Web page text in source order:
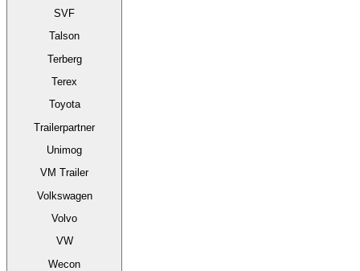
SVF
Talson
Terberg
Terex
Toyota
Trailerpartner
Unimog
VM Trailer
Volkswagen
Volvo
VW
Wecon